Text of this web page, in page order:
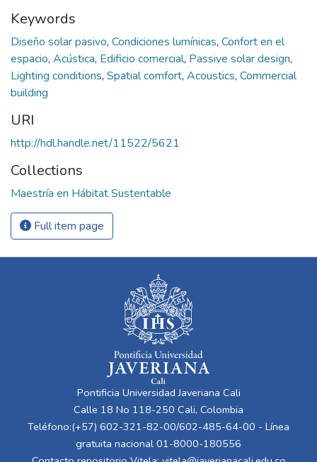
Keywords
Diseño solar pasivo, Condiciones lumínicas, Confort en el
espacio, Acústica, Edificio comercial, Passive solar design,
Lighting conditions, Spatial comfort, Acoustics, Commercial
building
URI
http://hdl.handle.net/11522/5621
Collections
Maestría en Hábitat Sustentable
Full item page
Pontificia Universidad Javeriana Cali
Calle 18 No 118-250 Cali, Colombia
Teléfono:(+57) 602-321-82-00/602-485-64-00 - Línea
gratuita nacional 01-8000-180556